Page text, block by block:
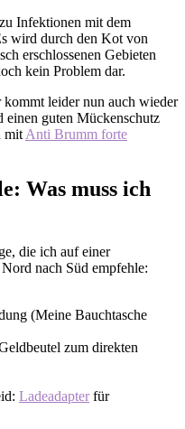
Infektionen mit dem
wird durch den Kot von
erschlossenen Gebieten
kein Problem dar.
leider nun auch wieder
einen guten Mückenschutz
mit Anti Brumm forte
Was muss ich
die ich auf einer
nach Süd empfehle:
(Meine Bauchtasche
zum direkten
Ladeadapterfür